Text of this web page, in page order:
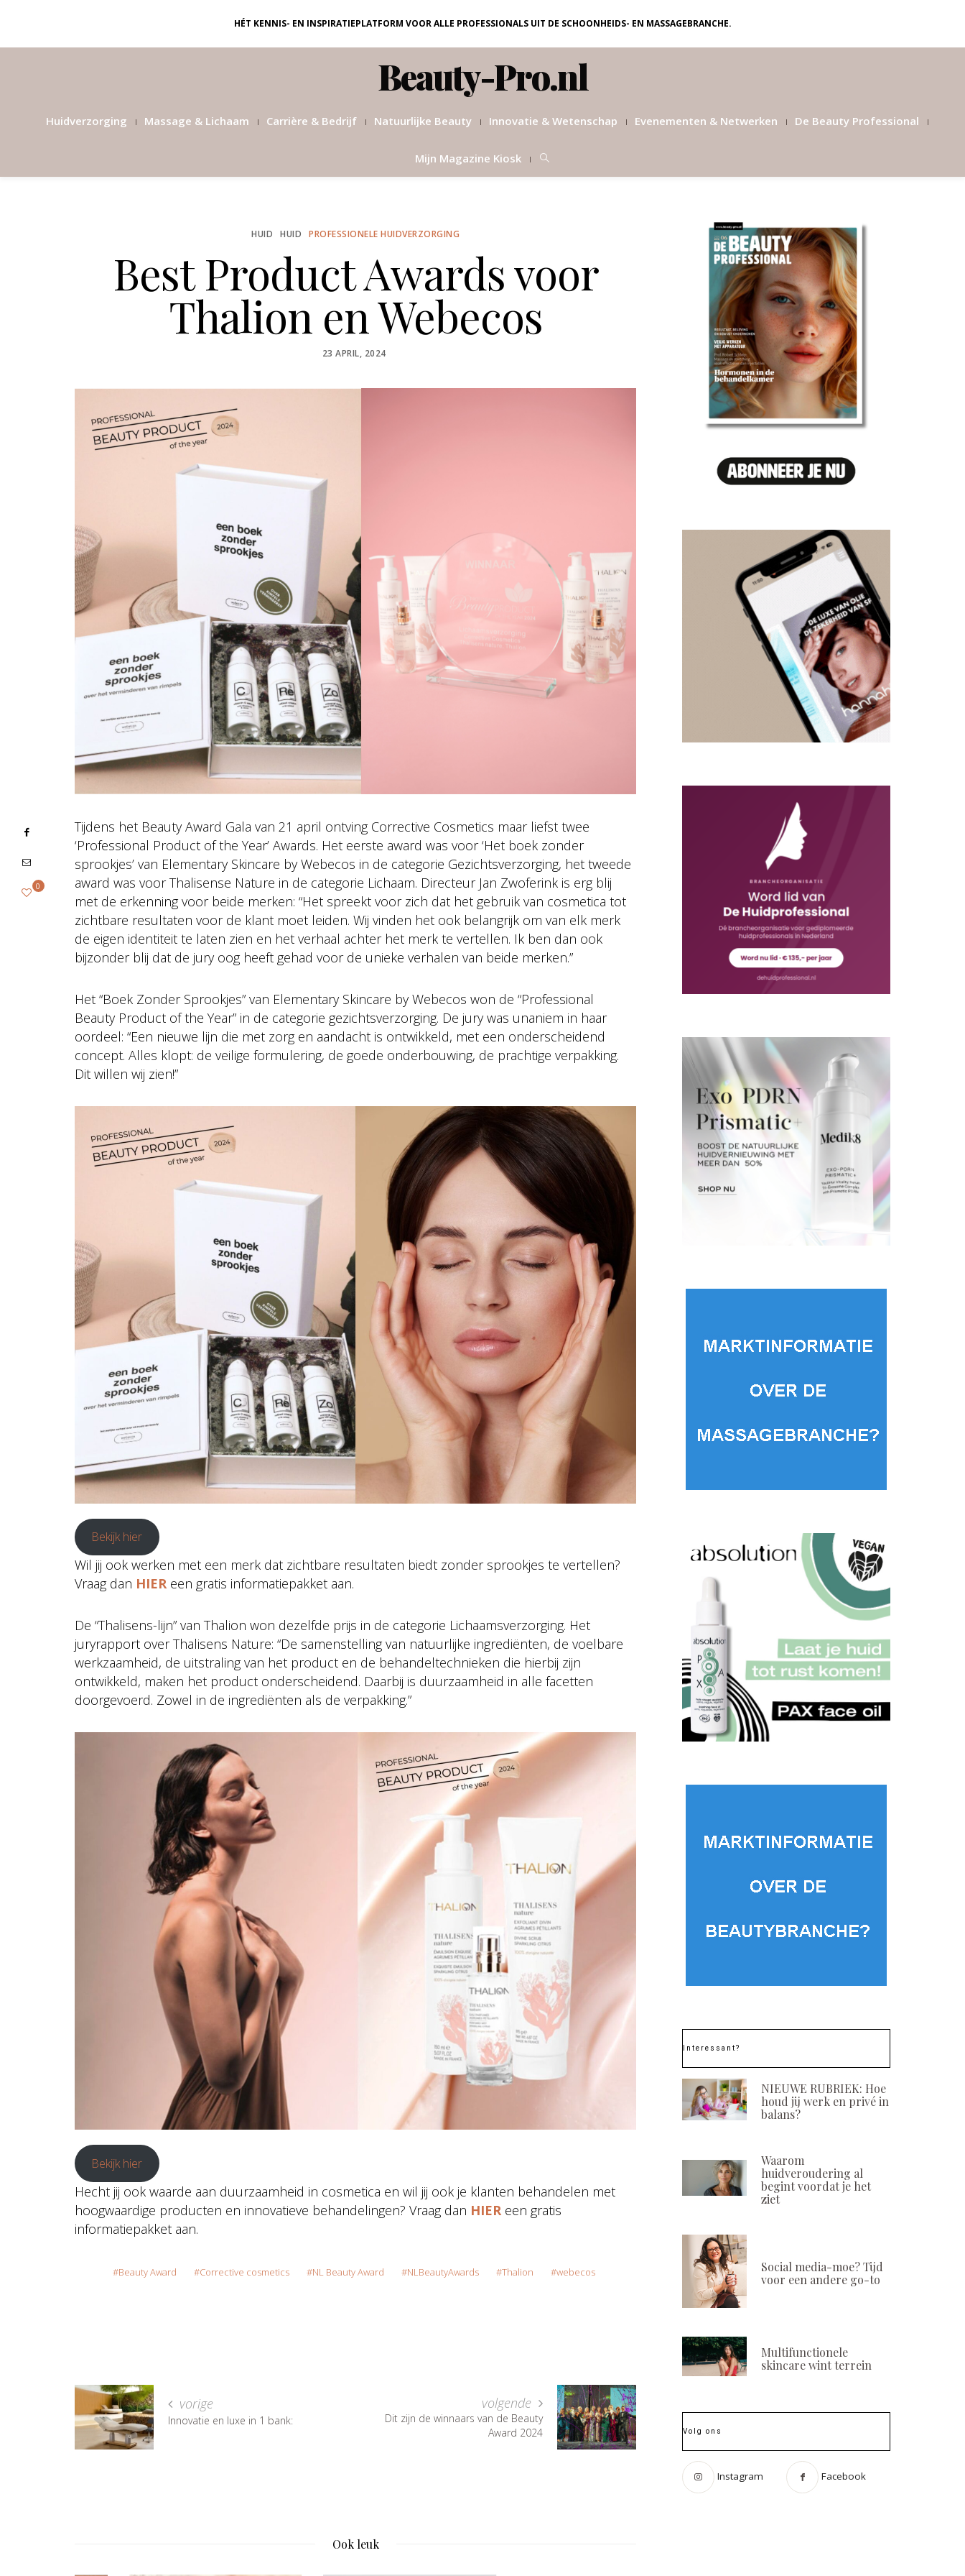
HÉT KENNIS- EN INSPIRATIEPLATFORM VOOR ALLE PROFESSIONALS UIT DE SCHOONHEIDS- EN MASSAGEBRANCHE.
Beauty-Pro.nl
Huidverzorging Massage & Lichaam Carrière & Bedrijf Natuurlijke Beauty Innovatie & Wetenschap Evenementen & Netwerken De Beauty Professional
Mijn Magazine Kiosk
HUID HUID PROFESSIONELE HUIDVERZORGING
Best Product Awards voor
Thalion en Webecos
POSTED
23 APRIL, 2024
Tijdens het Beauty Award Gala van 21 april ontving Corrective Cosmetics maar liefst twee
‘Professional Product of the Year’ Awards. Het eerste award was voor ‘Het boek zonder
sprookjes’ van Elementary Skincare by Webecos in de categorie Gezichtsverzorging, het tweede
award was voor Thalisense Nature in de categorie Lichaam. Directeur Jan Zwoferink is erg blij
met de erkenning voor beide merken: “Het spreekt voor zich dat het gebruik van cosmetica tot
zichtbare resultaten voor de klant moet leiden. Wij vinden het ook belangrijk om van elk merk
de eigen identiteit te laten zien en het verhaal achter het merk te vertellen. Ik ben dan ook
bijzonder blij dat de jury oog heeft gehad voor de unieke verhalen van beide merken.”
Het “Boek Zonder Sprookjes” van Elementary Skincare by Webecos won de “Professional
Beauty Product of the Year” in de categorie gezichtsverzorging. De jury was unaniem in haar
oordeel: “Een nieuwe lijn die met zorg en aandacht is ontwikkeld, met een onderscheidend
concept. Alles klopt: de veilige formulering, de goede onderbouwing, de prachtige verpakking.
Dit willen wij zien!”
Bekijk hier
Wil jij ook werken met een merk dat zichtbare resultaten biedt zonder sprookjes te vertellen?
Vraag dan HIER een gratis informatiepakket aan.
De “Thalisens-lijn” van Thalion won dezelfde prijs in de categorie Lichaamsverzorging. Het
juryrapport over Thalisens Nature: “De samenstelling van natuurlijke ingrediënten, de voelbare
werkzaamheid, de uitstraling van het product en de behandeltechnieken die hierbij zijn
ontwikkeld, maken het product onderscheidend. Daarbij is duurzaamheid in alle facetten
doorgevoerd. Zowel in de ingrediënten als de verpakking.”
Bekijk hier
Hecht jij ook waarde aan duurzaamheid in cosmetica en wil jij ook je klanten behandelen met
hoogwaardige producten en innovatieve behandelingen? Vraag dan HIER een gratis
informatiepakket aan.
0
Beauty Award Corrective cosmetics NL Beauty Award NLBeautyAwards Thalion webecos
vorige
Innovatie en luxe in 1 bank:
volgende
Dit zijn de winnaars van de Beauty
Award 2024
Ook leuk
Interessant?
NIEUWE RUBRIEK: Hoe
houd jij werk en privé in
balans?
Waarom
huidveroudering al
begint voordat je het
ziet
Social media-moe? Tijd
voor een andere go-to
Multifunctionele
skincare wint terrein
Volg ons
Instagram Facebook